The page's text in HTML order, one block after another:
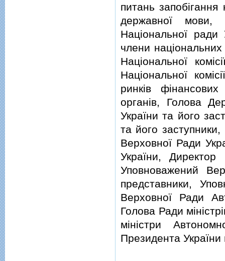
питань запобiгання
державної мови,
Нацiональної ради
члени
Нацiональної
Нацiональної
ринкiв
органiв, Голова
України та його
та його
Верховної Ради
України, Директор
Уповноважений
представники,
Верховної Ради
Голова Ради
мiнiстри
Президента